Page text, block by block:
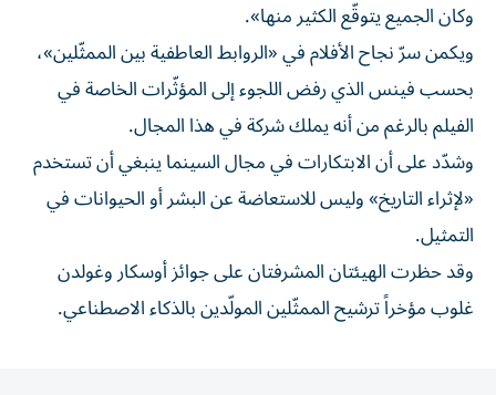
وكان الجميع يتوقّع الكثير منها».
ويكمن سرّ نجاح الأفلام في «الروابط العاطفية بين الممثّلين»،
بحسب فينس الذي رفض اللجوء إلى المؤثّرات الخاصة في
الفيلم بالرغم من أنه يملك شركة في هذا المجال.
وشدّد على أن الابتكارات في مجال السينما ينبغي أن تستخدم
«لإثراء التاريخ» وليس للاستعاضة عن البشر أو الحيوانات في
التمثيل.
وقد حظرت الهيئتان المشرفتان على جوائز أوسكار وغولدن
غلوب مؤخراً ترشيح الممثّلين المولّدين بالذكاء الاصطناعي.